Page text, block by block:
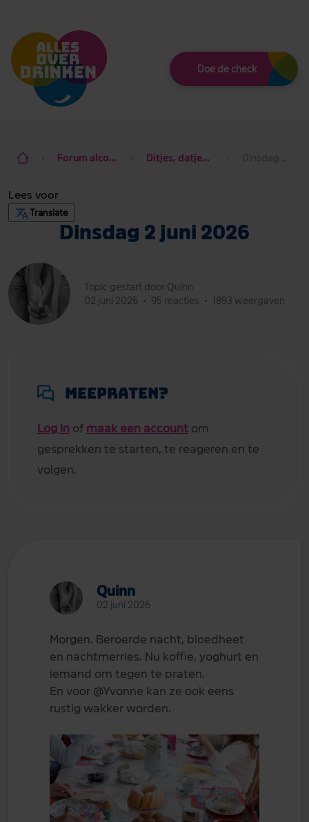
Doe de check
Forum alcohol de baas Ditjes, datjes & dagdraad
Lees voor
Translate
Dinsdag 2 juni 2026
Topic gestart door Quinn
02 juni 2026
• 95 reacties • 1893 weergaven
Meepraten?
Log in of maak een account om
gesprekken te starten, te reageren en te
volgen.
Quinn
02 juni 2026
Morgen. Beroerde nacht, bloedheet
en nachtmerries. Nu koffie, yoghurt en
iemand om tegen te praten.
En voor @Yvonne kan ze ook eens
rustig wakker worden.